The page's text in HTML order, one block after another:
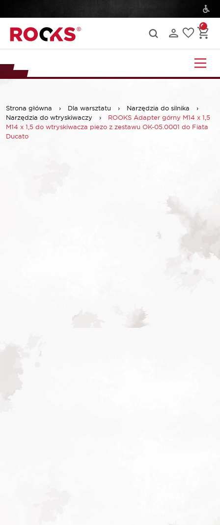
Strona główna › Dla warsztatu › Narzędzia do silnika
›
Narzędzia do wtryskiwaczy
›
ROOKS Adapter górny M14 x 1,5
M14 x 1,5 do wtryskiwacza piezo z zestawu OK-05.0001 do Fiata
Ducato